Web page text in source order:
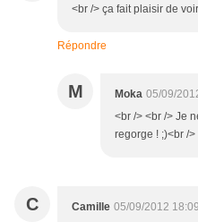
<br /> ça fait plaisir de
Répondre
M Moka 05/09/
<br /> <br /> Je
regorge ! ;)<br /
C Camille 05/09/2012 18:09